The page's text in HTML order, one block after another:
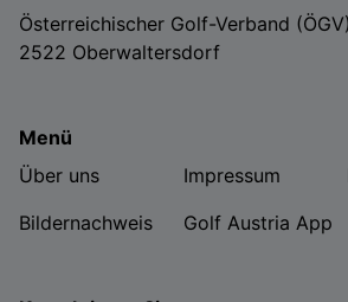
Österreichischer Golf-Verband
2522 Oberwaltersdorf
Menü
Über uns
Impressum
Bildernachweis
Golf Austria App